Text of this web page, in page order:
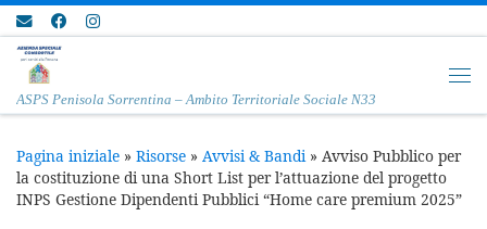
Passa al contenuto
ASPS Penisola Sorrentina – Ambito Territoriale Sociale N33
Pagina iniziale » Risorse » Avvisi & Bandi » Avviso Pubblico per
la costituzione di una Short List per l’attuazione del progetto
INPS Gestione Dipendenti Pubblici “Home care premium 2025”